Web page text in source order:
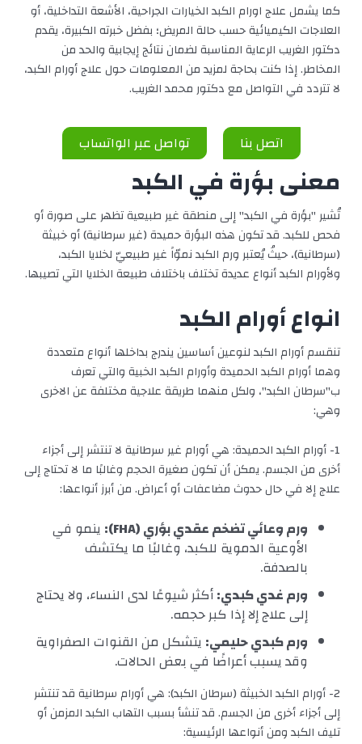
كما يشمل علاج اورام الكبد الخيارات الجراحية، الأشعة التداخلية، أو
العلاجات الكيميائية حسب حالة المريض؛ بفضل خبرته الكبيرة، يقدم
دكتور الغريب الرعاية المناسبة لضمان نتائج إيجابية والحد من
المخاطر. إذا كنت بحاجة لمزيد من المعلومات حول علاج أورام الكبد،
لا تتردد في التواصل مع دكتور محمد الغريب.
اتصل بنا تواصل عبر الواتساب
معنى بؤرة في الكبد
تُشير "بؤرة في الكبد" إلى منطقة غير طبيعية تظهر على صورة أو
فحص للكبد. قد تكون هذه البؤرة حميدة (غير سرطانية) أو خبيثة
(سرطانية)، حيثُ يُعتبر ورم الكبد نموّاً غير طبيعيّ لخلايا الكبد،
ولأورام الكبد أنواع عديدة تختلف باختلاف طبيعة الخلايا التي تصيبها.
انواع أورام الكبد
تنقسم أورام الكبد لنوعين أساسين يندرج بداخلها أنواع متعددة
وهما أورام الكبد الحميدة وأورام الكبد الخبية والتي تعرف
ب"سرطان الكبد"، ولكل منهما طريقة علاجية مختلفة عن الاخرى
وهي:
1- أورام الكبد الحميدة: هي أورام غير سرطانية لا تنتشر إلى أجزاء
أخرى من الجسم. يمكن أن تكون صغيرة الحجم وغالبًا ما لا تحتاج إلى
علاج إلا في حال حدوث مضاعفات أو أعراض. من أبرز أنواعها:
ورم وعائي تضخم عقدي بؤري (FHA):
ينمو في
الأوعية الدموية للكبد، وغالبًا ما يكتشف
بالصدفة.
ورم غدي كبدي:أكثر شيوعًا لدى النساء، ولا يحتاج
إلى علاج إلا إذا كبر حجمه.
ورم كبدي حليمي: يتشكل من القنوات الصفراوية
وقد يسبب أعراضًا في بعض الحالات.
2- أورام الكبد الخبيثة (سرطان الكبد): هي أورام سرطانية قد تنتشر
إلى أجزاء أخرى من الجسم. قد تنشأ بسبب التهاب الكبد المزمن أو
تليف الكبد ومن أنواعها الرئيسية: